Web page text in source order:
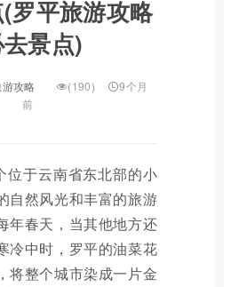
罗平旅游攻略
景点)
攻略 (190)
9个月
前
位于云南省东北部的小
自然风光和丰富的旅游
年春天，当其他地方还
冷中时，罗平的油菜花
将整个城市染成一片金